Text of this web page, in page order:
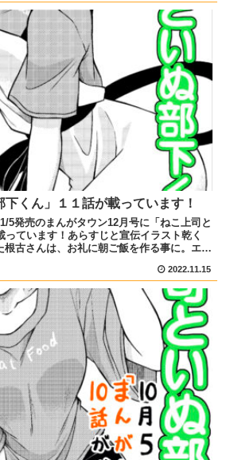
下くん」１１話が載っています！
5発売のまんがタウン12月号に「ねこ上司と
っています！あらすじと宣伝イラスト乾く
根古さんは、お礼に朝ご飯を作る事に。エプ
2022.11.15